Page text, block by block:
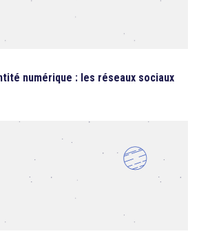
numérique : les réseaux sociaux